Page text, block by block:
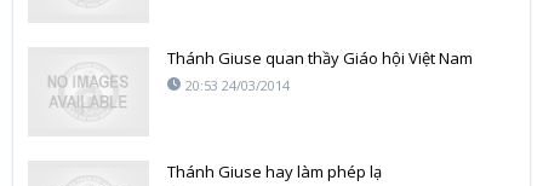
Thánh Giuse quan thầy Giáo hội Việt Nam
20:53 24/03/2014
Thánh Giuse hay làm phép lạ